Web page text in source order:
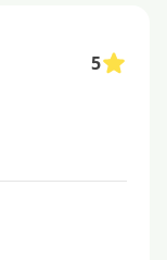
5